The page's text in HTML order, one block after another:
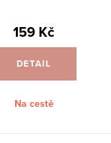
159 Kč
DETAIL
Na cestě